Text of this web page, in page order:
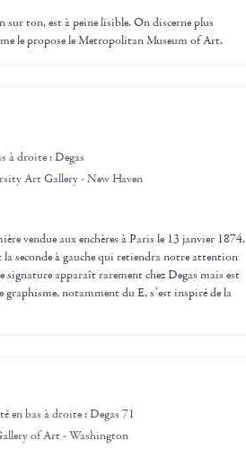
sur ton, est à peine lisible. On discerne plus
le propose le Metropolitan Museum of Art.
à droite : Degas
Art Gallery - New Haven
vendue aux enchères à Paris le 13 janvier 1874,
la seconde à gauche qui retiendra notre attention
apparaît rarement chez Degas mais est
notamment du E, s’est inspiré de la
en bas à droite : Degas 71
of Art - Washington